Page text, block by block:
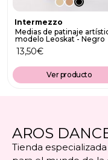
Intermezzo
Medias de patinaje
modelo Leoskat - Negro
13,50€
Ver producto
AROS
Tienda